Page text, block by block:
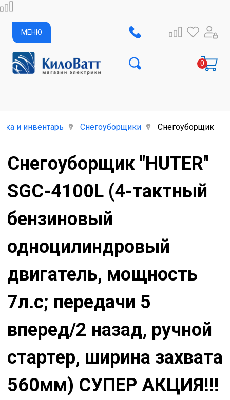
МЕНЮ
и инвентарь Снегоуборщики Снегоуборщик
Снегоуборщик "HUTER"
SGC-4100L (4-тактный
бензиновый
одноцилиндровый
двигатель, мощность
7л.с; передачи 5
вперед/2 назад, ручной
стартер, ширина захвата
560мм) СУПЕР АКЦИЯ!!!